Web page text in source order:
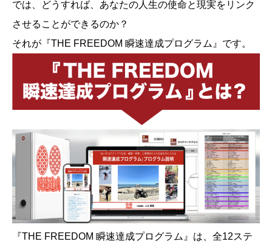
では、どうすれば、あなたの人生の使命と現実をリンク
させることができるのか？
それが『THE FREEDOM 瞬速達成プログラム』です。
『THE FREEDOM 瞬速達成プログラム』は、全12ステ